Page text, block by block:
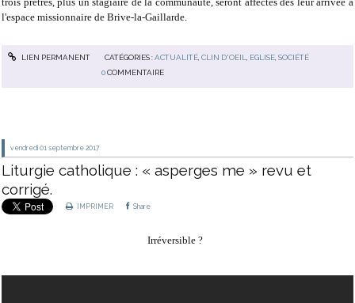
l'espace missionnaire de Brive-la-Gaillarde.
LIEN PERMANENT CATÉGORIES :ACTUALITÉ, CLIN D'OEIL, EGLISE, SOCIÉTÉ
0 COMMENTAIRE
vendredi 01 septembre 2017
Liturgie catholique : « asperges me » revu et
corrigé.
IMPRIMER Share
Irréversible ?